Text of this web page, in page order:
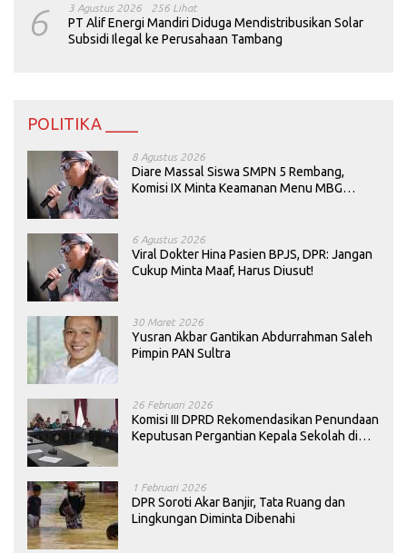
6 3 Agustus 2026 256 Lihat
PT Alif Energi Mandiri Diduga Mendistribusikan Solar
Subsidi Ilegal ke Perusahaan Tambang
POLITIKA ____
8 Agustus 2026
Diare Massal Siswa SMPN 5 Rembang,
Komisi IX Minta Keamanan Menu MBG
6 Agustus 2026
Viral Dokter Hina Pasien BPJS, DPR: Jangan
Cukup Minta Maaf, Harus Diusut!
30 Maret 2026
Yusran Akbar Gantikan Abdurrahman Saleh
Pimpin PAN Sultra
26 Februari 2026
Komisi III DPRD Rekomendasikan Penundaan
Keputusan Pergantian Kepala Sekolah di
1 Februari 2026
DPR Soroti Akar Banjir, Tata Ruang dan
Lingkungan Diminta Dibenahi